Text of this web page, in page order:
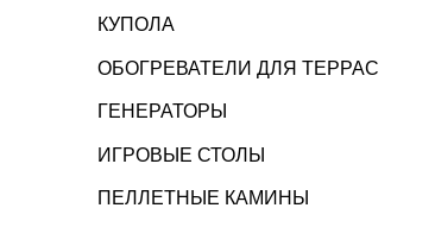
КУПОЛА
ОБОГРЕВАТЕЛИ ДЛЯ ТЕРРАС
ГЕНЕРАТОРЫ
ИГРОВЫЕ СТОЛЫ
ПЕЛЛЕТНЫЕ КАМИНЫ